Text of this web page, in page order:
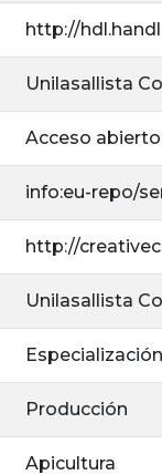
http://
Unilasallista
Acceso abierto
info:eu-repo/
http://
Unilasallista
Producción
Apicultura